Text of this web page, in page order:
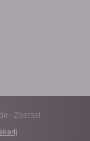
- Zoersel